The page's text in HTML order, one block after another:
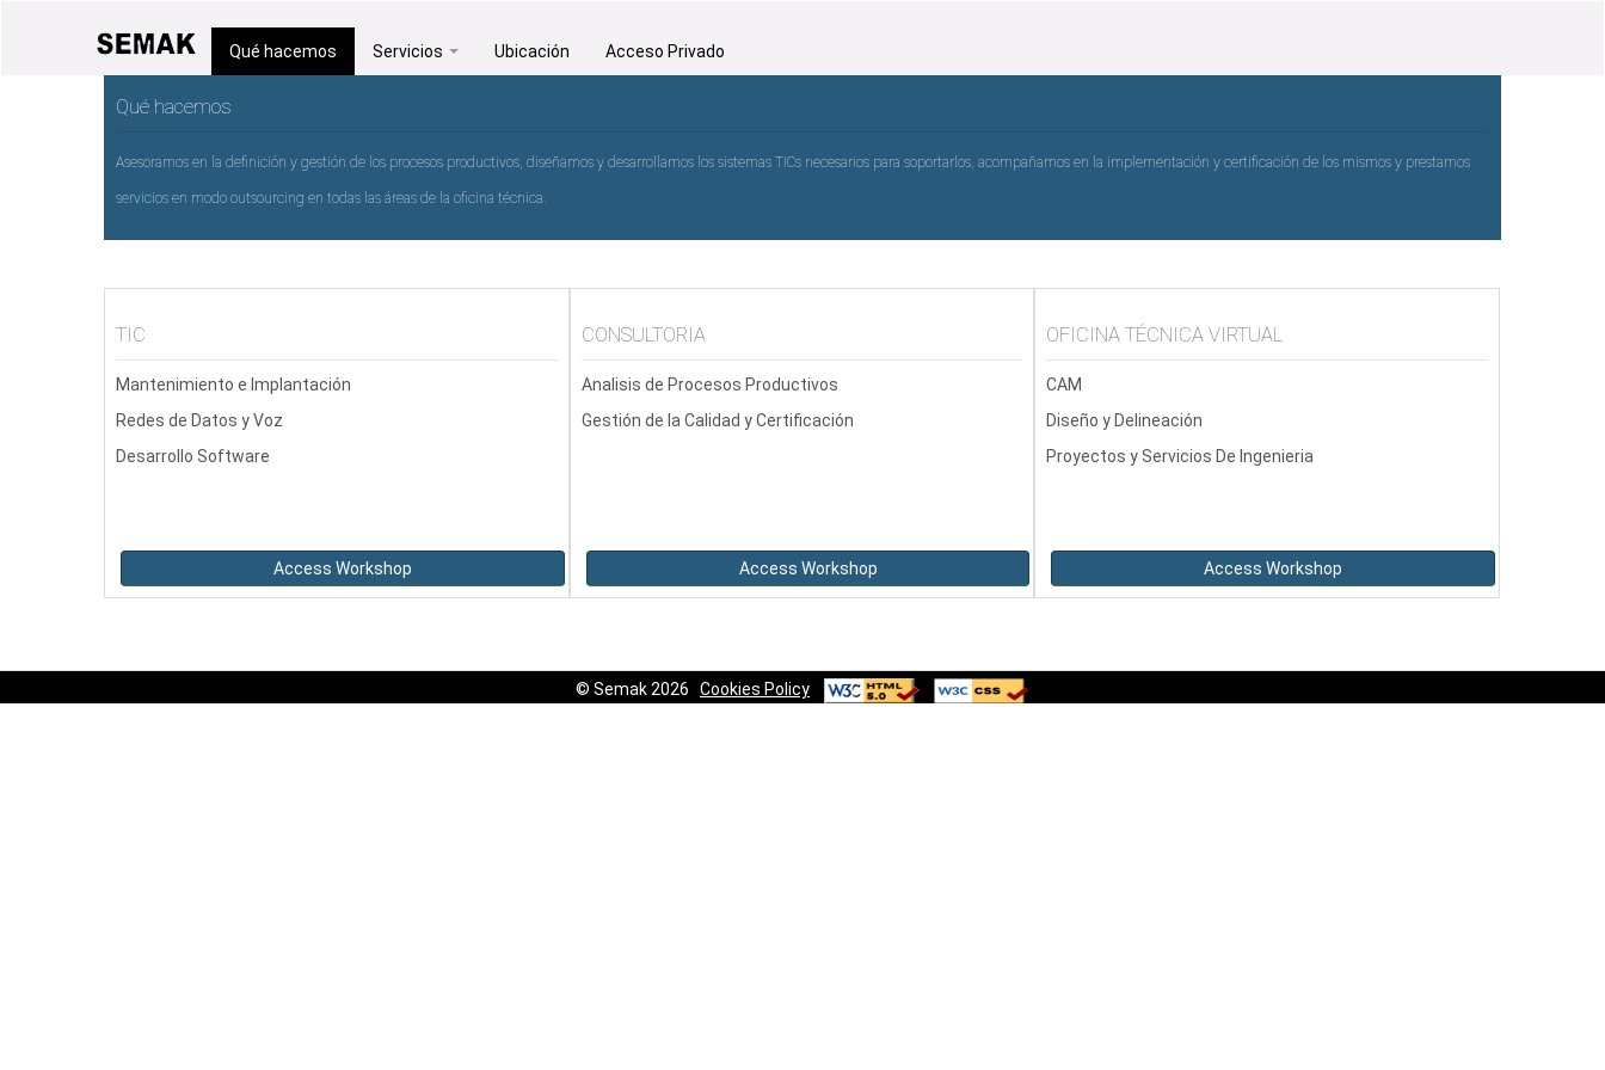
Qué hacemos Servicios Ubicación Acceso Privado
Qué hacemos
Asesoramos en la definición y gestión de los procesos productivos, diseñamos y desarrollamos los sistemas TICs necesarios para soportarlos, acompañamos en la implementación y certificación de los mismos y prestamos
servicios en modo outsourcing en todas las áreas de la oficina técnica.
TIC
Mantenimiento e Implantación
Redes de Datos y Voz
Desarrollo Software
Access Workshop
CONSULTORIA
Analisis de Procesos Productivos
Gestión de la Calidad y Certificación
Access Workshop
OFICINA TÉCNICA VIRTUAL
CAM
Diseño y Delineación
Proyectos y Servicios De Ingenieria
Access Workshop
© Semak 2026 Cookies Policy